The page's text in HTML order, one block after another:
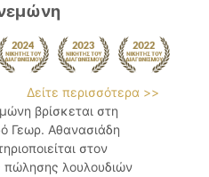
Δείτε περισσότερα >>
βρίσκεται στη
Γεωρ. Αθανασιάδη
στον
πώλησης λουλουδιών